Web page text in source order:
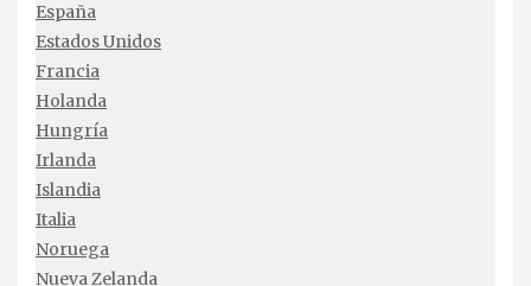
España
Estados Unidos
Francia
Holanda
Hungría
Irlanda
Islandia
Italia
Noruega
Nueva Zelanda